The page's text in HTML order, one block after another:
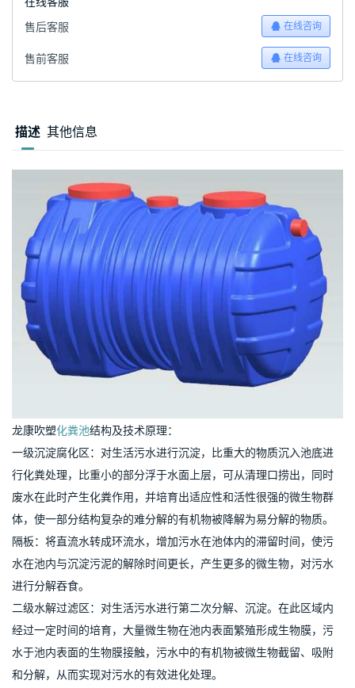
售后客服
在线咨询
售前客服 在线咨询
描述 其他信息
龙康吹塑化粪池结构及技术原理：
一级沉淀腐化区：对生活污水进行沉淀，比重大的物质沉入池底进
行化粪处理，比重小的部分浮于水面上层，可从清理口捞出，同时
废水在此时产生化粪作用，并培育出适应性和活性很强的微生物群
体，使一部分结构复杂的难分解的有机物被降解为易分解的物质。
隔板：将直流水转成环流水，增加污水在池体内的滞留时间，使污
水在池内与沉淀污泥的解除时间更长，产生更多的微生物，对污水
进行分解吞食。
二级水解过滤区：对生活污水进行第二次分解、沉淀。在此区域内
经过一定时间的培育，大量微生物在池内表面繁殖形成生物膜，污
水于池内表面的生物膜接触，污水中的有机物被微生物截留、吸附
和分解，从而实现对污水的有效进化处理。